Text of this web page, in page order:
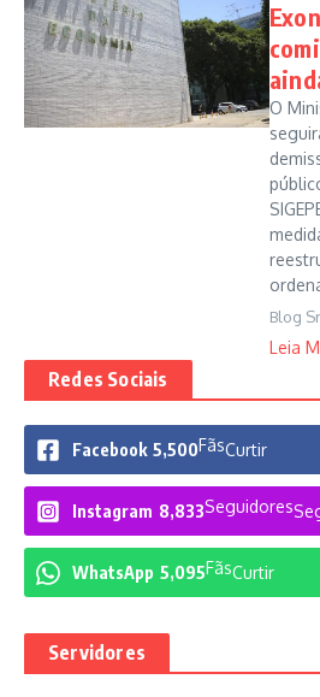
O
Blog
Leia
Redes Sociais
Facebook 5,500FãsCurtir
Instagram 8,833Seguidores
WhatsApp 5,095FãsCurtir
Servidores